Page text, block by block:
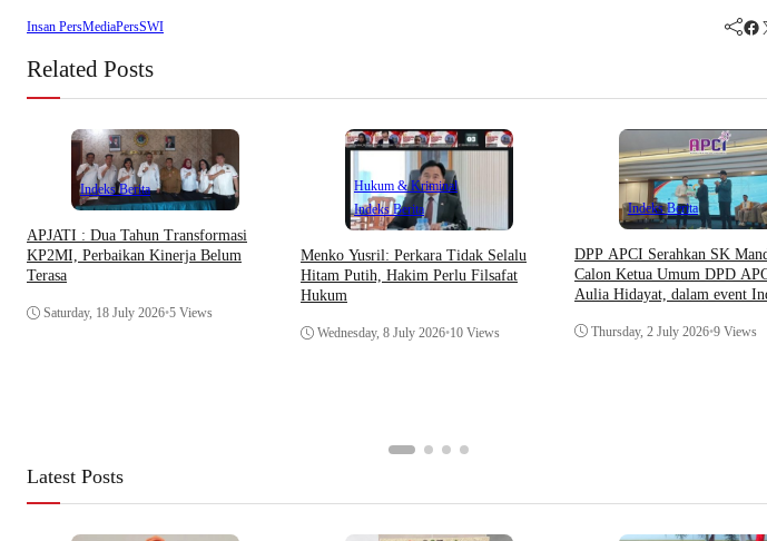
Insan PersMediaPersSWI Facebook Twitter
Related Posts
Indeks Berita
APJATI : Dua Tahun Transformasi
KP2MI, Perbaikan Kinerja Belum
Terasa
Saturday, 18 July 2026•5 Views
Hukum & Kriminal
Indeks Berita
Menko Yusril: Perkara Tidak Selalu
Hitam Putih, Hakim Perlu Filsafat
Hukum
Wednesday, 8 July 2026•10 Views
Indeks Berita
DPP APCI Serahkan SK
Calon Ketua Umum DPD
Aulia Hidayat, dalam event
Thursday, 2 July 2026•9 Views
Latest Posts